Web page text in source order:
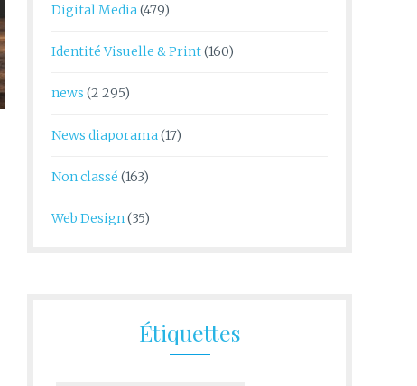
Digital Media (479)
Identité Visuelle & Print(160)
news (2 295)
News diaporama(17)
Non classé (163)
Web Design(35)
Étiquettes